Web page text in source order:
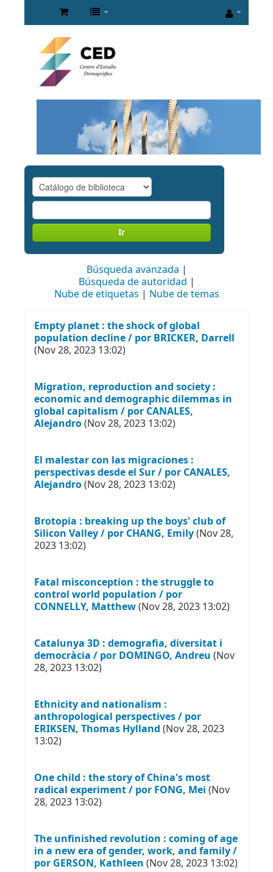
Ir
Búsqueda avanzada
Búsqueda de autoridad
Nube de etiquetas
Nube de temas
Empty planet : the shock of global
population decline / por BRICKER, Darrell
(Nov 28, 2023 13:02)
Migration, reproduction and society :
economic and demographic dilemmas in
global capitalism / por CANALES,
Alejandro(Nov 28, 2023 13:02)
El malestar con las migraciones :
perspectivas desde el Sur / por CANALES,
Alejandro(Nov 28, 2023 13:02)
Brotopia : breaking up the boys' club of
Silicon Valley / por CHANG, Emily(Nov 28,
2023 13:02)
Fatal misconception : the struggle to
control world population / por
CONNELLY, Matthew(Nov 28, 2023 13:02)
Catalunya 3D : demografia, diversitat i
democràcia / por DOMINGO, Andreu (Nov
28, 2023 13:02)
Ethnicity and nationalism :
anthropological perspectives / por
ERIKSEN, Thomas Hylland (Nov 28, 2023
13:02)
One child : the story of China's most
radical experiment / por FONG, Mei (Nov
28, 2023 13:02)
The unfinished revolution : coming of age
in a new era of gender, work, and family /
por GERSON, Kathleen (Nov 28, 2023 13:02)